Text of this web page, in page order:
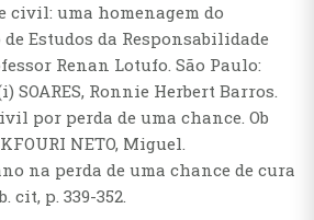
civil: uma homenagem do
Estudos da Responsabilidade
Renan Lotufo. São Paulo:
SOARES, Ronnie Herbert Barros.
por perda de uma chance. Ob
NETO, Miguel.
na perda de uma chance de cura
cit, p. 339-352.